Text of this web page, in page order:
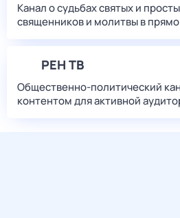
Канал о судьбах святых и
священников и молитвы в
РЕН ТВ
Общественно-политический
контентом для активной